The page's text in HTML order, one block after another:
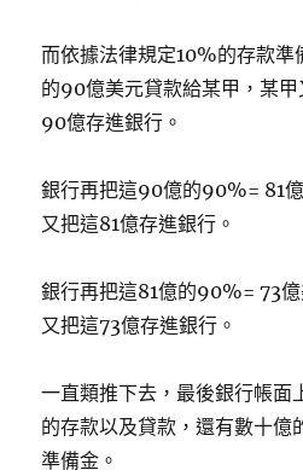
而依據法律規定10%的存款準
的90億美元貸款給某甲，某甲
90億存進銀行。
銀行再把這90億的90%= 81
又把這81億存進銀行。
銀行再把這81億的90%= 73
又把這73億存進銀行。
一直類推下去，最後銀行帳
的存款以及貸款，還有數十億
準備金。